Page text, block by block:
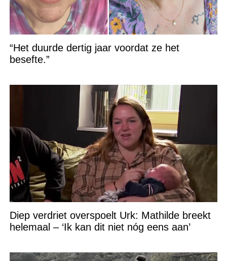
“Het duurde dertig jaar voordat ze het
besefte.”
Diep verdriet overspoelt Urk: Mathilde breekt
helemaal – ‘Ik kan dit niet nóg eens aan’